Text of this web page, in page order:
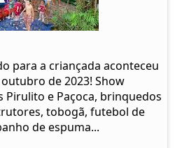
para a criançada aconteceu
de 2023! Show
Pirulito e Paçoca, brinquedos
tobogã, futebol de
de espuma...